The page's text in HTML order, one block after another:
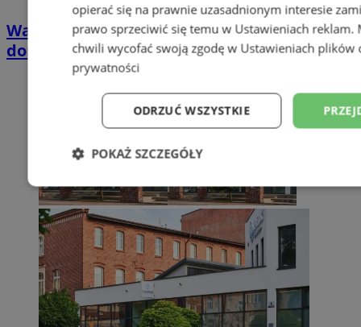
Wakacyjny wypoczynek nad Bałtykiem w
domkach Szmaragdowe Morze
opierać się na prawnie uzasadnionym interesie
prawo sprzeciwić się temu w Ustawieniach reklam.
chwili wycofać swoją zgodę w Ustawieniach plików
prywatności
ODRZUĆ WSZYSTKIE
POKAŻ SZCZEGÓŁY
Niezbędne Wydajność
Niesklasyfikowane